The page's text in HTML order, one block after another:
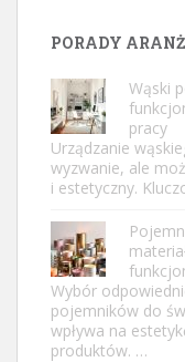
PORADY
Wąski
pracy
Urządzanie
wyzwanie, ale
i estetyczny.
Wybór
pojemników do
wpływa na
produktów. …